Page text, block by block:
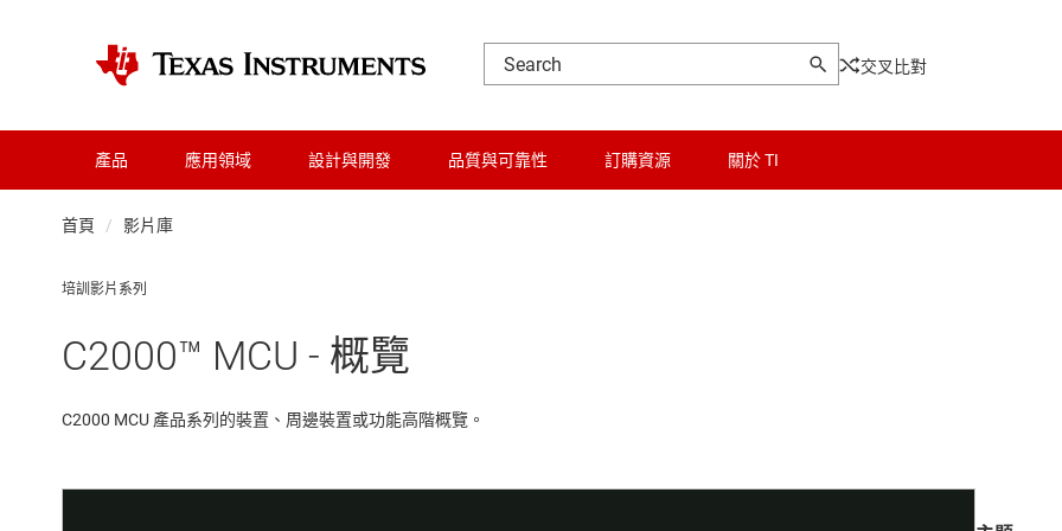
交叉比對
產品 應用領域 設計與開發 品質與可靠性 訂購資源 關於 TI
首頁 影片庫
培訓影片系列
C2000™ MCU - 概覽
C2000 MCU 產品系列的裝置、周邊裝置或功能高階概覽。